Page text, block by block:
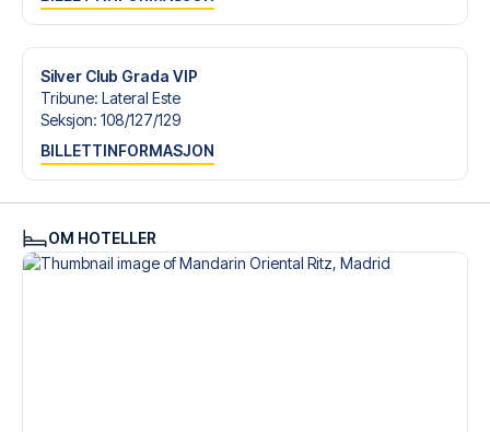
Silver Club Grada VIP
Tribune: Lateral Este
Seksjon: 108/​127/​129
BILLETTINFORMASJON
OM HOTELLER